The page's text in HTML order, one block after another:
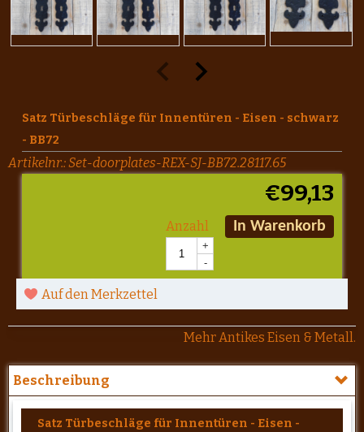
Satz Türbeschläge für Innentüren - Eisen - schwarz
- BB72
Artikelnr.:Set-doorplates-REX-SJ-BB72.28117.65
€99,13
Anzahl
+
-
In Warenkorb
Auf den Merkzettel
Mehr Antikes Eisen & Metall.
Beschreibung
Satz Türbeschläge für Innentüren - Eisen -